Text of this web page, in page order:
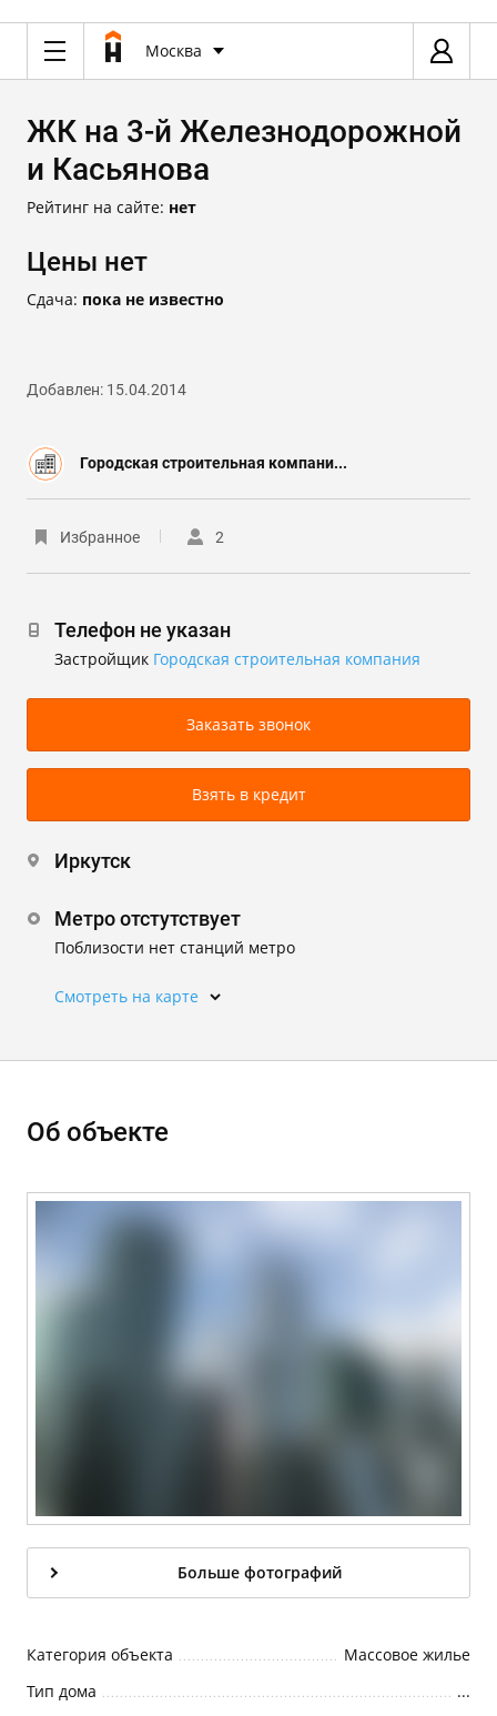
Москва
ЖК на 3-й Железнодорожной
и Касьянова
Рейтинг на сайте: нет
Цены нет
Сдача: пока не известно
Добавлен: 15.04.2014
Городская строительная компани...
Избранное 2
Телефон не указан
Застройщик Городская строительная компания
Заказать звонок
Взять в кредит
Иркутск
Метро отстутствует
Поблизости нет станций метро
Смотреть на карте
Об объекте
Больше фотографий
Категория объекта
Массовое жилье
Тип дома
...